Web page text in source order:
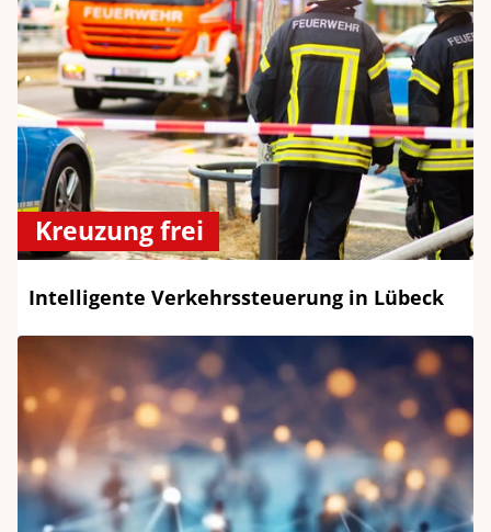
Kreuzung frei
Intelligente Verkehrssteuerung in Lübeck